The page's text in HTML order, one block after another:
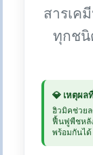
สารเค
ทุกชนิ
💎 เหตุผ
ฮิวมิคช่วย
ฟื้นฟูพืชหลั
พร้อมกันได้